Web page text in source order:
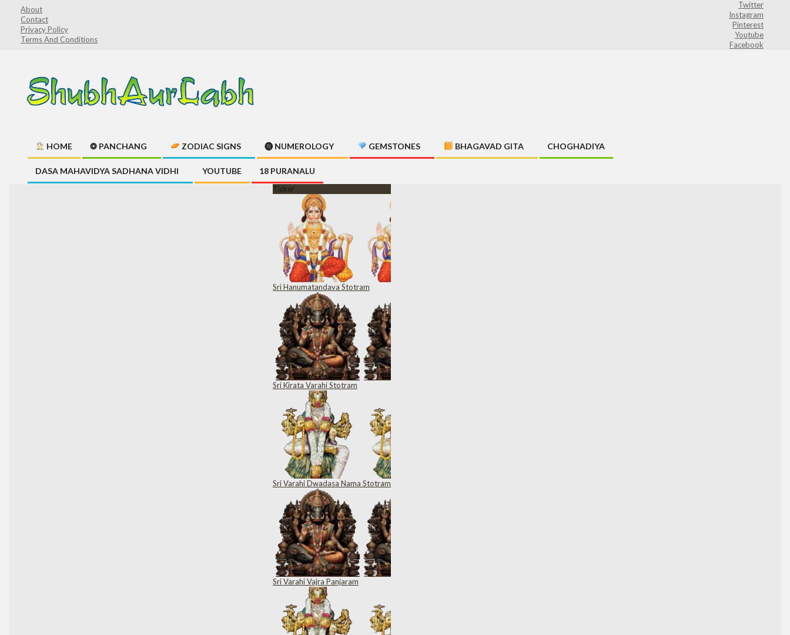
content
About
Contact
Privacy Policy
Terms And Conditions
Twitter
Instagram
Pinterest
Youtube
Facebook
HOME ❂ PANCHANG ZODIAC SIGNS 🅝 NUMEROLOGY GEMSTONES BHAGAVAD GITA CHOGHADIYA
DASA MAHAVIDYA SADHANA VIDHI YOUTUBE 18 PURANALU
Ticker
Sri Hanumatandava Stotram
Sri Kirata Varahi Stotram
Sri Varahi Dwadasa Nama Stotram
Sri Varahi Vajra Panjaram